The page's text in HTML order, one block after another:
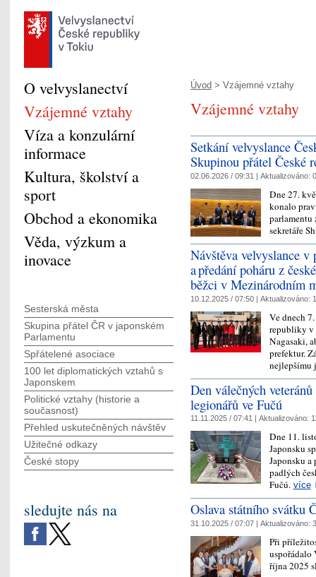
Úvod > Vzájemné vztahy
Vzájemné vztahy
Setkání velvyslance
Skupinou přátel České
02.06.2026 / 09:31 | Aktualizováno:
Dne 27.
konalo
parlamentu
sekretáře
Návštěva velvyslance v
a předání poháru z
běžci v Mezinárodním
10.12.2025 / 07:50 | Aktualizováno:
Ve dnech
republiky v
Nagasaki,
prefektur.
Den válečných
legionářů ve Fučú
11.11.2025 / 07:41 | Aktualizováno:
Dne 11.
Japonsku
Japonsku
padlých
Fučú. více
Oslava státního svátku
31.10.2025 / 07:07 | Aktualizováno:
Při
uspořádalo
října 2025
O velvyslanectví
Vzájemné vztahy
Víza a konzulární
informace
Kultura, školství a
sport
Obchod a ekonomika
Věda, výzkum a
inovace
Sesterská města
Skupina přátel ČR v japonském
Parlamentu
Spřátelené asociace
100 let diplomatických vztahů s
Japonskem
Politické vztahy (historie a
současnost)
Přehled uskutečněných návštěv
Užitečné odkazy
České stopy
sledujte nás na